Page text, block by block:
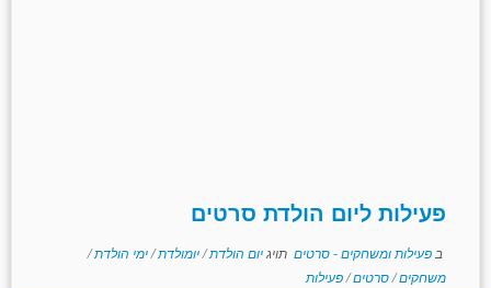
פעילות ליום הולדת סרטים
ב פעילות ומשחקים - סרטים תויגיום הולדת/יומולדת/ימי הולדת/
משחקים/סרטים/פעילות